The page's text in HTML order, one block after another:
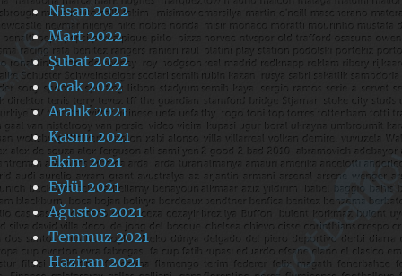
Nisan 2022
Mart 2022
Şubat 2022
Ocak 2022
Aralık 2021
Kasım 2021
Ekim 2021
Eylül 2021
Ağustos 2021
Temmuz 2021
Haziran 2021